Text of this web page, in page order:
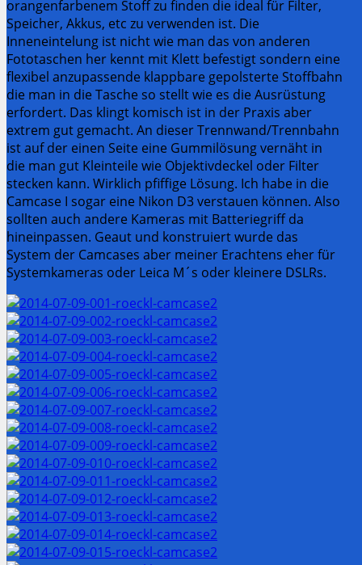
orangenfarbenem Stoff zu finden die ideal für Filter,
Speicher, Akkus, etc zu verwenden ist. Die
Inneneintelung ist nicht wie man das von anderen
Fototaschen her kennt mit Klett befestigt sondern eine
flexibel anzupassende klappbare gepolsterte Stoffbahn
die man in die Tasche so stellt wie es die Ausrüstung
erfordert. Das klingt komisch ist in der Praxis aber
extrem gut gemacht. An dieser Trennwand/Trennbahn
ist auf der einen Seite eine Gummilösung vernäht in
die man gut Kleinteile wie Objektivdeckel oder Filter
stecken kann. Wirklich pfiffige Lösung. Ich habe in die
Camcase I sogar eine Nikon D3 verstauen können. Also
sollten auch andere Kameras mit Batteriegriff da
hineinpassen. Geaut und konstruiert wurde das
System der Camcases aber meiner Erachtens eher für
Systemkameras oder Leica M´s oder kleinere DSLRs.